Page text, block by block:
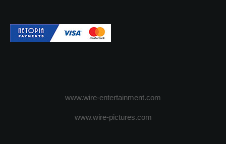
www.wire-entertainment.com
www.wire-pictures.com